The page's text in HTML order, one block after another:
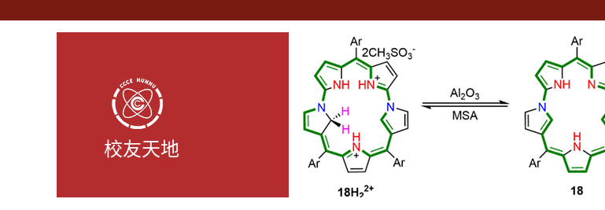
校友天地